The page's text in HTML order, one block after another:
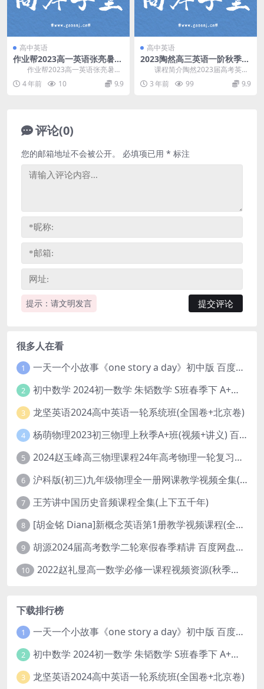
高中英语
作业帮2023高一英语张亮暑假
S班 网盘分享
作业帮2023高一英语张亮暑假
S班，网盘分享高中英语课程4.44G
高清视频。...
4 年前 10 9.9
高中英语
2023陶然高三英语一阶秋季系
统精讲(年卡订阅班)
课程简介陶然2023届高考英语
研究院 秋季系统精讲班，属于第一
阶段复习。讲解...
3 年前 99 9.9
评论(0)
提示：请文明发言
您的邮箱地址不会被公开。 必填项已用 * 标注
很多人在看
1 一天一个小故事《one story a day》初中版 百度网盘分享下载
2 初中数学 2024初一数学 朱韬数学 S班春季下 A+班春季下 百度云网盘
3 龙坚英语2024高中英语一轮系统班(全国卷+北京卷)
4 杨萌物理2023初三物理上秋季A+班(视频+讲义) 百度网盘分享
5 2024赵玉峰高三物理课程24年高考物理一轮复习网课教程
6 沪科版(初三)九年级物理全一册网课教学视频全集(录播版 杜春雨 66讲)
7 王芳讲中国历史音频课程全集(上下五千年)
8 [胡金铭 Diana]新概念英语第1册教学视频课程(全集 百度网盘下载)
9 胡源2024届高考数学二轮寒假春季精讲 百度网盘分享
10 2022赵礼显高一数学必修一课程视频资源(秋季班 含讲义)百度网盘云
下载排行榜
1 一天一个小故事《one story a day》初中版 百度网盘分享下载
2 初中数学 2024初一数学 朱韬数学 S班春季下 A+班春季下 百度云网盘
3 龙坚英语2024高中英语一轮系统班(全国卷+北京卷)